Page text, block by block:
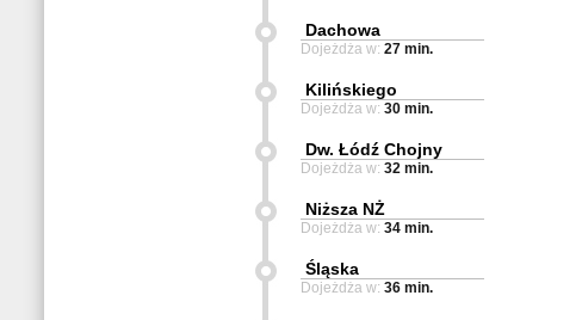
Dachowa
Dojeżdża w: 27 min.
Kilińskiego
Dojeżdża w: 30 min.
Dw. Łódź Chojny
Dojeżdża w: 32 min.
Niższa NŻ
Dojeżdża w: 34 min.
Śląska
Dojeżdża w: 36 min.